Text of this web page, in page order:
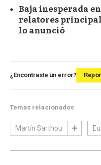
Baja inesperada
relatores
lo anunció
¿Encontraste un error?
Temas relacionados
Martín Sarthou